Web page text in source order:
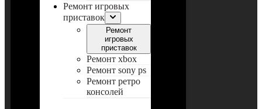
Ремонт игровых
приставок
Ремонт
игровых
приставок
Ремонт xbox
Ремонт sony ps
Ремонт ретро
консолей